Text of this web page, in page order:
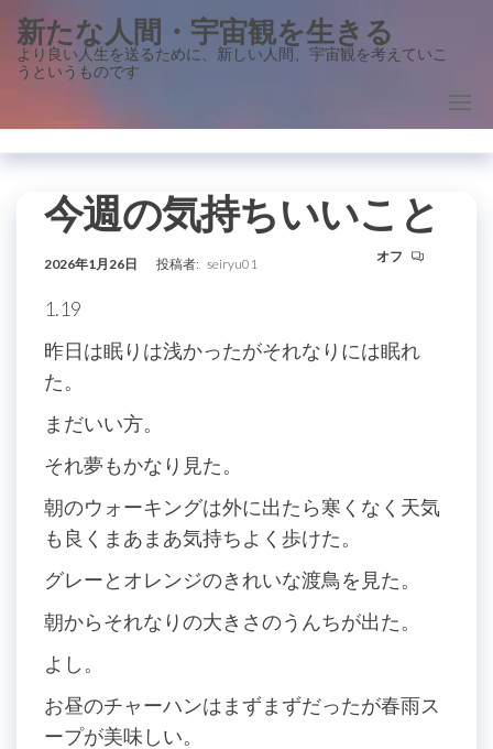
ン
に
新たな人間・宇宙観を生きる
より良い人生を送るために、新しい人間、宇宙観を考えていこ
うというものです
今週の気持ちいいこと
2026年1月26日 投稿者: seiryu01 オフ
1.19
昨日は眠りは浅かったがそれなりには眠れ
た。
まだいい方。
それ夢もかなり見た。
朝のウォーキングは外に出たら寒くなく天気
も良くまあまあ気持ちよく歩けた。
グレーとオレンジのきれいな渡鳥を見た。
朝からそれなりの大きさのうんちが出た。
よし。
お昼のチャーハンはまずまずだったが春雨ス
ープが美味しい。